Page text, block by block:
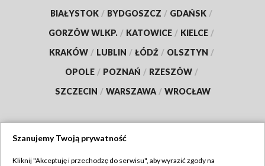
BIAŁYSTOK / BYDGOSZCZ / GDAŃSK /
GORZÓW WLKP. / KATOWICE / KIELCE /
KRAKÓW / LUBLIN / ŁÓDŹ / OLSZTYN /
OPOLE / POZNAŃ / RZESZÓW /
SZCZECIN / WARSZAWA / WROCŁAW
Szanujemy Twoją prywatność
Kliknij "Akceptuję i przechodzę do serwisu", aby wyrazić zgody na